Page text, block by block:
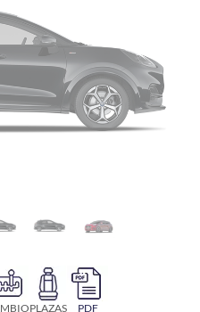
PLAZAS PDF